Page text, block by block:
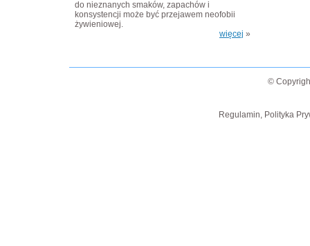
do nieznanych smaków, zapachów i
konsystencji może być przejawem neofobii
żywieniowej.
więcej »
©
Regulamin, Polityka